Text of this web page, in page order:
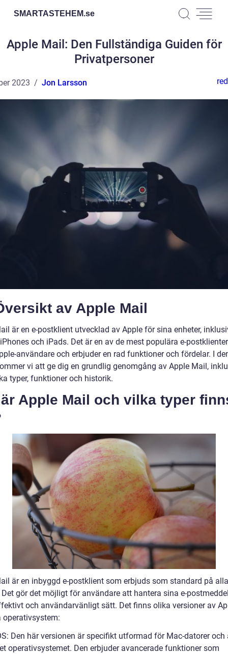
SMARTASTEHEM.se
Apple Mail: Den Fullständiga Guiden för
Privatpersoner
2023 Jon Larsson
av Apple Mail
är en e-postklient utvecklad av Apple för sina enheter,
och iPads. Det är en av de mest populära e-
användare och erbjuder en rad funktioner och fördelar. I
vi att ge dig en grundlig genomgång av Apple Mail,
typer, funktioner och historik.
Apple Mail och vilka typer
är en inbyggd e-postklient som erbjuds som standard på
Det gör det möjligt för användare att hantera sina e-
och användarvänligt sätt. Det finns olika versioner av
operativsystem:
Den här versionen är specifikt utformad för Mac-datorer och
operativsystemet. Den erbjuder avancerade funktioner som